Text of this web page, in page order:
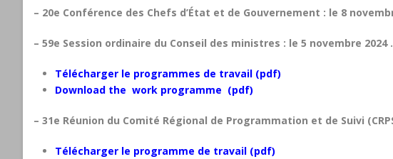
– 20e Conférence des Chefs d’État et de Gouvernement : le 8
– 59e Session ordinaire du Conseil des ministres : le 5 novembre 2024 .
Télécharger le programmes de travail (pdf)
Download the work programme (pdf)
– 31e Réunion du Comité Régional de Programmation et de Suivi
Télécharger le programme de travail (pdf)